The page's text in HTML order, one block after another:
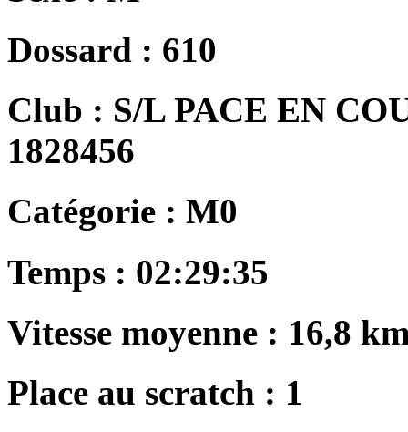
Dossard : 610
Club : S/L PACE EN
1828456
Catégorie : M0
Temps : 02:29:35
Vitesse moyenne : 16,8
Place au scratch : 1